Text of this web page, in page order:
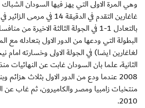
غاغارين التقدم في الدقيقة 14
بالتعادل 1-1 في الجولة الثالثة الاخيرة
الثانية، علما بان السودان غابت عن
منتخبات زامبيا ومصر والكاميرون، ثم غاب عن
2010.